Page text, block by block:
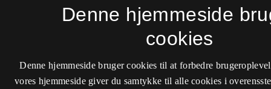
Denne hjemmeside
cookies
Denne hjemmeside bruger cookies til at forbedre
vores hjemmeside giver du samtykke til alle cookies i